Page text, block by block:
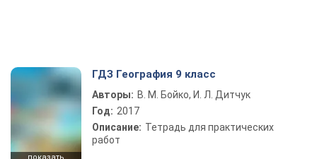
ГДЗ География 9 класс
Авторы: В. М. Бойко, И. Л. Дитчук
Год: 2017
Описание: Тетрадь для практических
работ